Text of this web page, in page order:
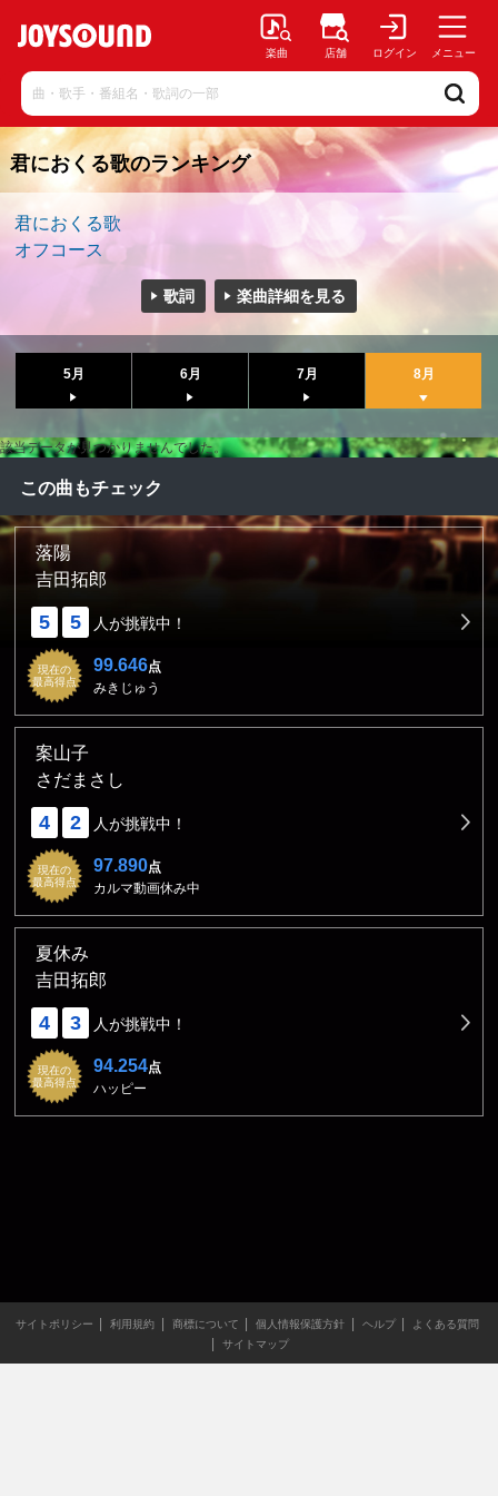
楽曲 店舗 ログイン メニュー
君におくる歌のランキング
君におくる歌
オフコース
歌詞 楽曲詳細を見る
5月 6月 7月 8月
該当データが見つかりませんでした。
この曲もチェック
落陽
吉田拓郎
5 5 人が挑戦中！
現在の
最高得点
99.646点
みきじゅう
案山子
さだまさし
4 2 人が挑戦中！
現在の
最高得点
97.890点
カルマ動画休み中
夏休み
吉田拓郎
4 3 人が挑戦中！
現在の
最高得点
94.254点
ハッピー
サイトポリシー 利用規約 商標について 個人情報保護方針 ヘルプ
よくある質問
サイトマップ